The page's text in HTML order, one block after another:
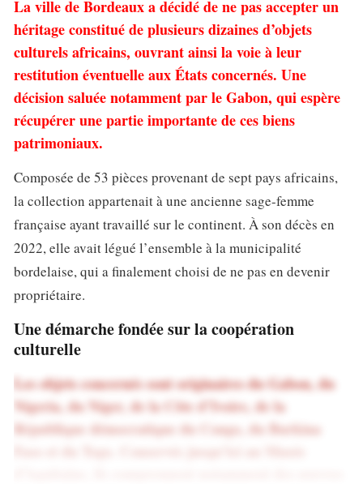
La ville de Bordeaux a décidé de ne pas accepter un
héritage constitué de plusieurs dizaines d’objets
culturels africains, ouvrant ainsi la voie à leur
restitution éventuelle aux États concernés. Une
décision saluée notamment par le Gabon, qui espère
récupérer une partie importante de ces biens
patrimoniaux.
Composée de 53 pièces provenant de sept pays africains,
la collection appartenait à une ancienne sage-femme
française ayant travaillé sur le continent. À son décès en
2022, elle avait légué l’ensemble à la municipalité
bordelaise, qui a finalement choisi de ne pas en devenir
propriétaire.
Une démarche fondée sur la coopération
culturelle
Les objets concernés sont originaires du Gabon, du
Nigeria, du Niger, de la Côte d’Ivoire, de la
République démocratique du Congo, du Burkina
Faso et du Togo. Conservés jusqu’ici au Musée